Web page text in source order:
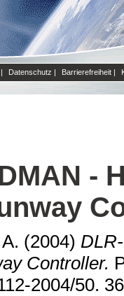
| Datenschutz | Barrierefreiheit |
-
(2004)
Controller.
2004/50.